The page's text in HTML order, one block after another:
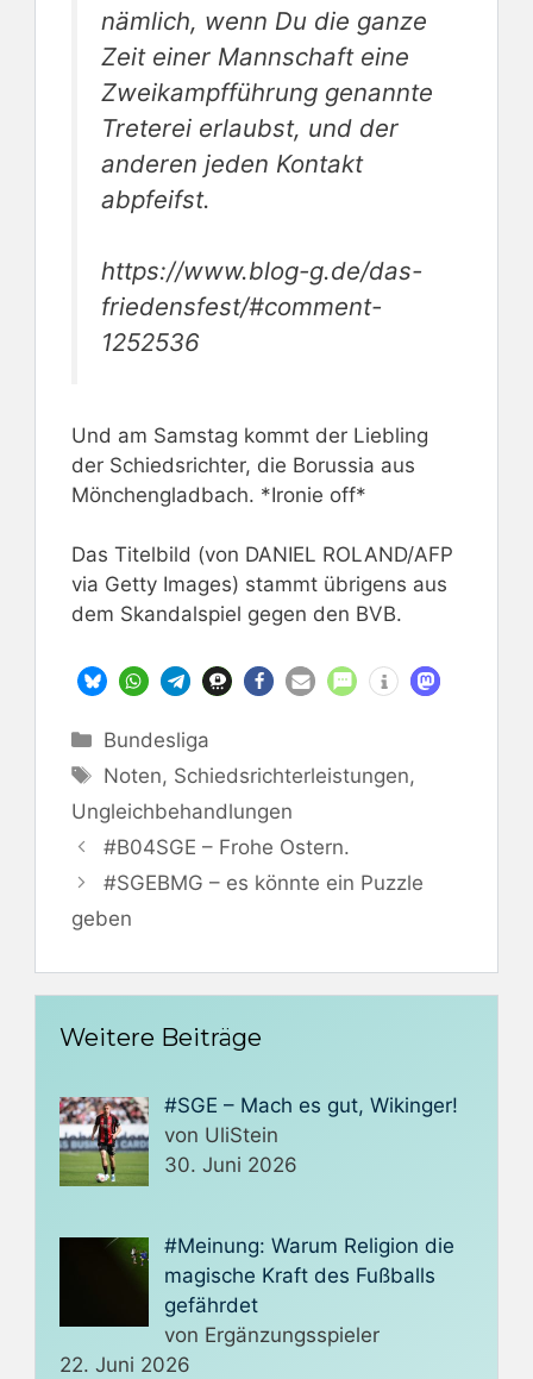
nämlich, wenn Du die ganze
Zeit einer Mannschaft eine
Zweikampfführung genannte
Treterei erlaubst, und der
anderen jeden Kontakt
abpfeifst.
https://www.blog-g.de/das-
friedensfest/#comment-
1252536
Und am Samstag kommt der Liebling
der Schiedsrichter, die Borussia aus
Mönchengladbach. *Ironie off*
Das Titelbild (von DANIEL ROLAND/AFP
via Getty Images) stammt übrigens aus
dem Skandalspiel gegen den BVB.
Kategorien
Bundesliga
Schlagwörter
Noten, Schiedsrichterleistungen,
Ungleichbehandlungen
#B04SGE – Frohe Ostern.
#SGEBMG – es könnte ein Puzzle
geben
Weitere Beiträge
#SGE – Mach es gut, Wikinger!
von UliStein
30. Juni 2026
#Meinung: Warum Religion die
magische Kraft des Fußballs
gefährdet
von Ergänzungsspieler
22. Juni 2026